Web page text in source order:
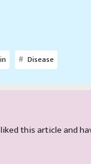
Disease
liked this article and